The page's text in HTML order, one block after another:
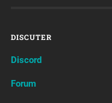
DISCUTER
Discord
Forum